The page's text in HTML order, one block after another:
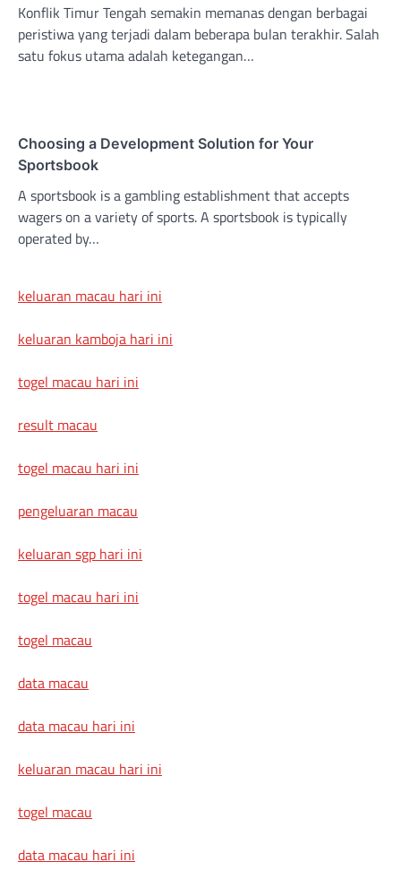
Konflik Timur Tengah semakin memanas dengan berbagai
peristiwa yang terjadi dalam beberapa bulan terakhir. Salah
satu fokus utama adalah ketegangan…
Choosing a Development Solution for Your
Sportsbook
A sportsbook is a gambling establishment that accepts
wagers on a variety of sports. A sportsbook is typically
operated by…
keluaran macau hari ini
keluaran kamboja hari ini
togel macau hari ini
result macau
togel macau hari ini
pengeluaran macau
keluaran sgp hari ini
togel macau hari ini
togel macau
data macau
data macau hari ini
keluaran macau hari ini
togel macau
data macau hari ini